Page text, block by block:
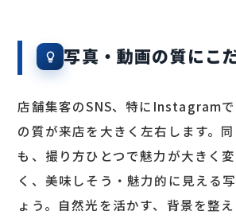
写真・動画の質にこ
店舗集客のSNS、特にInstagram
の質が来店を大きく左右します。
も、撮り方ひとつで魅力が大きく
く、美味しそう・魅力的に見える
ょう。自然光を活かす、背景を整